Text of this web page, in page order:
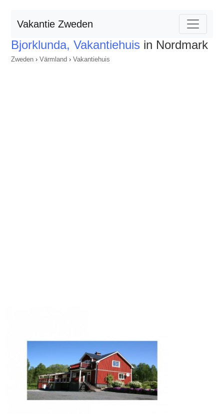
Vakantie Zweden
Bjorklunda, Vakantiehuis in Nordmark
Zweden › Värmland › Vakantiehuis